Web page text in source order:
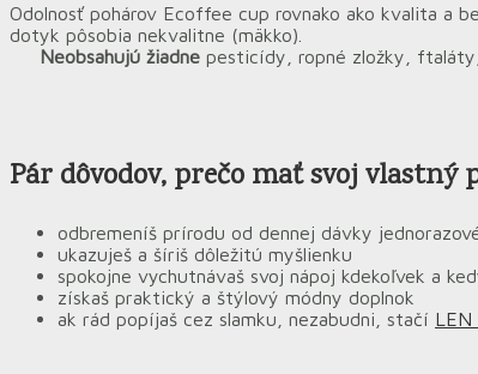
Odolnosť pohárov Ecoffee cup rovnako ako kvalita a
dotyk pôsobia nekvalitne (mäkko).
Neobsahujú žiadne pesticídy, ropné zložky,
Pár dôvodov, prečo mať svoj vlastný
odbremeníš prírodu od dennej dávky
ukazuješ a šíriš dôležitú myšlienku
spokojne vychutnávaš svoj nápoj kdekoľvek a
získaš praktický a štýlový módny doplnok
ak rád popíjaš cez slamku, nezabudni, stačí LEN